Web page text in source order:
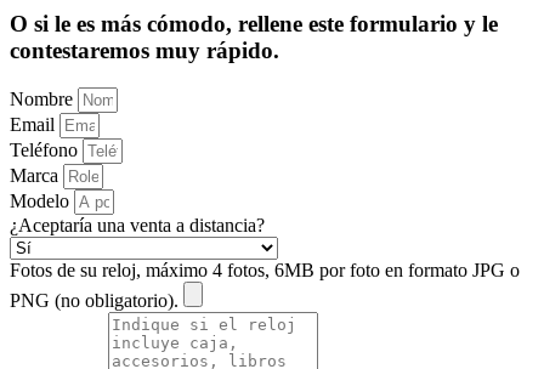
O si le es más cómodo, rellene este formulario y le
contestaremos muy rápido.
Nombre
Email
Teléfono
Marca
Modelo
¿Aceptaría una venta a distancia?
Fotos de su reloj, máximo 4 fotos, 6MB por foto en formato JPG o
PNG (no obligatorio).